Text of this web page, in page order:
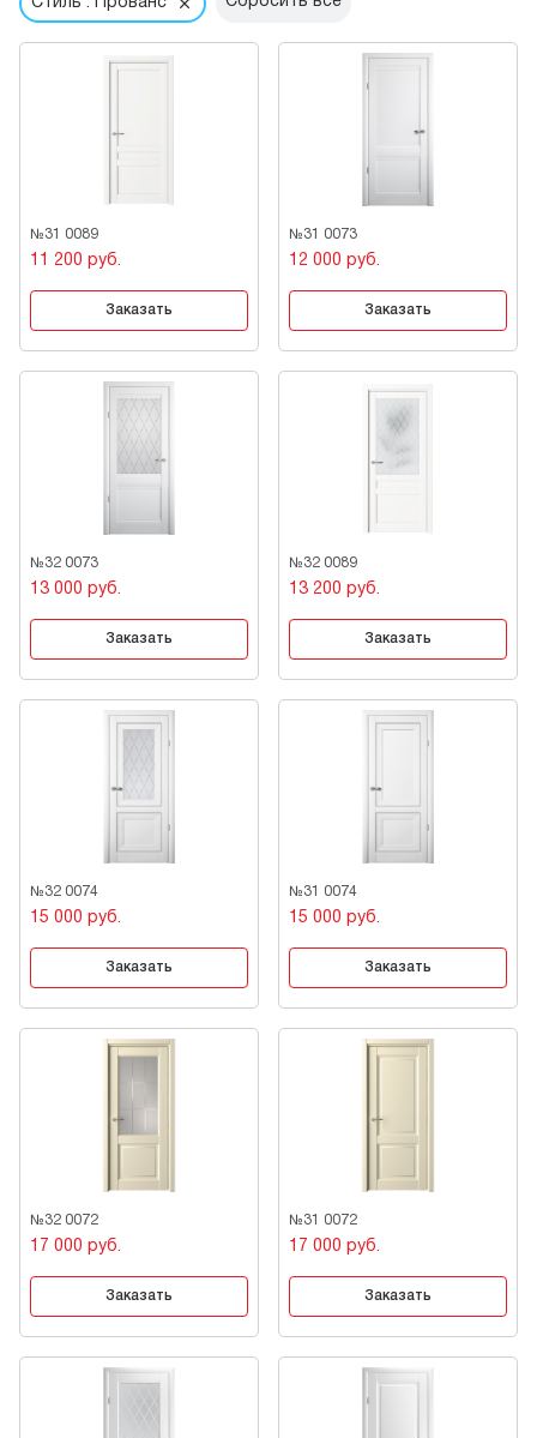
№31 0089
11 200 руб.
Заказать
№31 0073
12 000 руб.
Заказать
№32 0073
13 000 руб.
Заказать
№32 0089
13 200 руб.
Заказать
№32 0074
15 000 руб.
Заказать
№31 0074
15 000 руб.
Заказать
№32 0072
17 000 руб.
Заказать
№31 0072
17 000 руб.
Заказать